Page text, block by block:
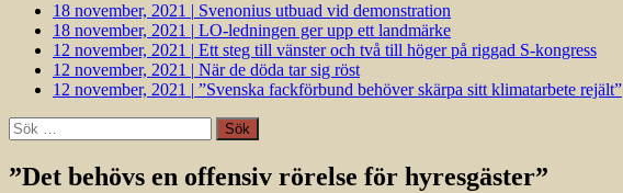
18 november, 2021 | Svenonius utbuad vid demonstration
18 november, 2021 | LO-ledningen ger upp ett landmärke
12 november, 2021 | Ett steg till vänster och två till höger på riggad S-kongress
12 november, 2021 | När de döda tar sig röst
12 november, 2021 | ”Svenska fackförbund behöver skärpa sitt klimatarbete rejält”
Sök
efter:
”Det behövs en offensiv rörelse för hyresgäster”